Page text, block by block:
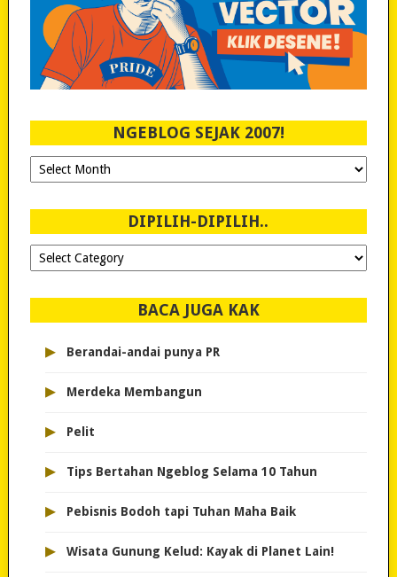
NGEBLOG SEJAK 2007!
Ngeblog
Sejak
DIPILIH-DIPILIH..
Dipilih-
dipilih..
BACA JUGA KAK
▸ Berandai-andai punya PR
▸ Merdeka Membangun
▸ Pelit
▸ Tips Bertahan Ngeblog Selama 10 Tahun
▸ Pebisnis Bodoh tapi Tuhan Maha Baik
▸ Wisata Gunung Kelud: Kayak di Planet Lain!